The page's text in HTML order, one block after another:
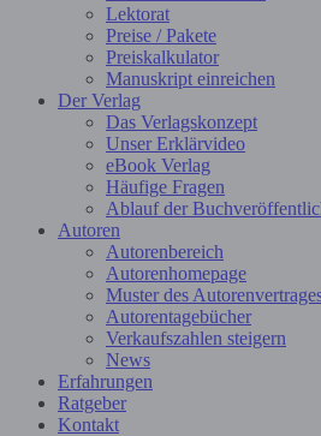
Lektorat
Preise / Pakete
Preiskalkulator
Manuskript einreichen
Der Verlag
Das Verlagskonzept
Unser Erklärvideo
eBook Verlag
Häufige Fragen
Ablauf der
Autoren
Autorenbereich
Autorenhomepage
Muster des
Autorentagebücher
Verkaufszahlen steigern
News
Erfahrungen
Ratgeber
Kontakt